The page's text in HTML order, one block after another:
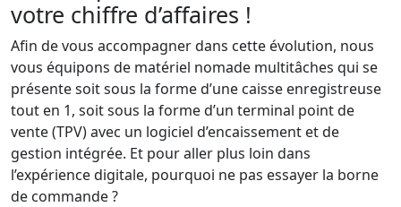
votre chiffre d’affaires !
Afin de vous accompagner dans cette évolution, nous
vous équipons de matériel nomade multitâches qui se
présente soit sous la forme d’une caisse enregistreuse
tout en 1, soit sous la forme d’un terminal point de
vente (TPV) avec un logiciel d’encaissement et de
gestion intégrée. Et pour aller plus loin dans
l’expérience digitale, pourquoi ne pas essayer la borne
de commande ?